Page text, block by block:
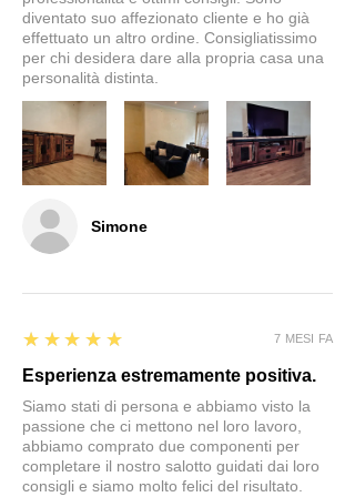
Simone
diventato suo affezionato cliente e ho già
effettuato un altro ordine. Consigliatissimo
per chi desidera dare alla propria casa una
personalità distinta.
5
★★★★★
Esperienza estremamente positiva.
Siamo stati di persona e abbiamo visto la
passione che ci mettono nel loro lavoro,
abbiamo comprato due componenti per
completare il nostro salotto guidati dai loro
consigli e siamo molto felici del risultato.
7 MESI FA